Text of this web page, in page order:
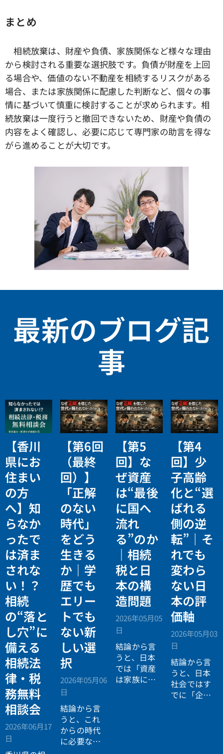
まとめ
相続放棄は、財産や負債、家族関係など様々な理由
から検討される重要な選択肢です。負債が財産を上回
る場合や、価値のない不動産を相続するリスクがある
場合、または家族関係に配慮した判断など、個々の事
情に基づいて慎重に検討することが求められます。相
続放棄は一度行うと撤回できないため、財産や負債の
内容をよく確認し、必要に応じて専門家の助言を得な
がら進めることが大切です。
最新のブログ記
事
【香川
県にお
住まい
の方
へ】知
らなか
ったで
は済ま
されな
い！？
相続
の“落と
し穴”に
備える
相続法
律・税
務無料
相談会
2026年06月17
日
【第6回
（最終
回）】
「正解
のない
時代」
をどう
生きる
か｜学
歴でも
エリー
トでも
ない新
しい選
択
2026年05月06
日
結論から言
うと、これ
からの時代
に必要なの
【第5
回】な
ぜ資産
は“最後
に国へ
流れ
る”のか
｜相続
税と日
本の構
造問題
2026年05月05
日
結論から言
うと、日本
では「資産
は家族に引
【第4
回】少
子高齢
化と“選
ばれる
側の逆
転”｜そ
れでも
変わら
ない日
本の評
価軸
2026年05月03
日
結論から言
うと、日本
社会ではす
でに「企業